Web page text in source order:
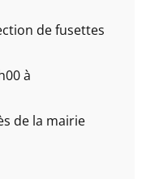
de fusettes
à
de la mairie